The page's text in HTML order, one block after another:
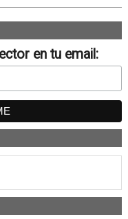
en tu email: